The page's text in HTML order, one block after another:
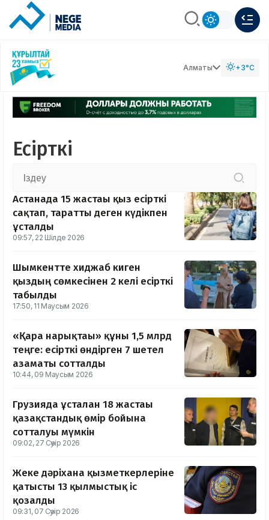
Алматы +3°C
Есірткі
Астанада 15 жастағы қыз есірткі
сақтап, таратты деген күдікпен
ұсталды
09:57, 22 Шілде 2026
Шымкентте хиджаб киген
қыздың сөмкесінен 2 келі есірткі
табылды
17:50, 11 Маусым 2026
«Қара нарықтағы» құны 1,5 млрд
теңге: есірткі өндірген 7 шетел
азаматы сотталды
10:44, 09 Маусым 2026
Грузияда ұсталған 18 жастағы
қазақстандық өмір бойына
сотталуы мүмкін
09:02, 27 Сәуір 2026
Жеке дәріхана қызметкерлеріне
қатысты 13 қылмыстық іс
қозғалды
09:31, 07 Сәуір 2026